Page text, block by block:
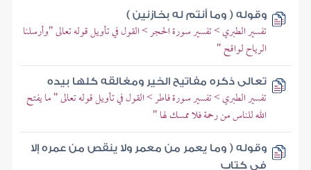
وقوله ( وما أنتم له بخازنين )
تفسير الطبري > تفسير سورة الحجر > القول في تأويل قوله تعالى "وأرسلنا
الرياح لواقح "
تعالى ذكره مفاتيح الخير ومغالقه كلها بيده
تفسير الطبري > تفسير سورة فاطر > القول في تأويل قوله تعالى " ما يفتح
الله للناس من رحمة فلا ممسك لها "
وقوله ( وما يعمر من معمر ولا ينقص من عمره إلا
في كتاب